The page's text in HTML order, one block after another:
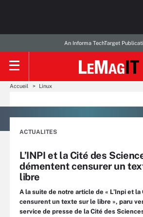
An Informa TechTarget
Accueil Linux
ACTUALITES
L’INPI et la Cité des
démentent censurer un
libre
A la suite de notre article de « L’Inpi et
censurent un texte sur le libre », paru
service de presse de la Cité des